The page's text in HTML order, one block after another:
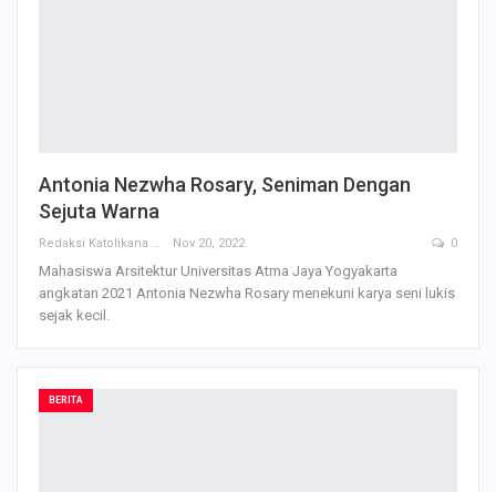
Antonia Nezwha Rosary, Seniman Dengan
Sejuta Warna
Nov 20, 2022 0
Mahasiswa Arsitektur Universitas Atma Jaya Yogyakarta
angkatan 2021 Antonia Nezwha Rosary menekuni karya seni lukis
sejak kecil.
BERITA